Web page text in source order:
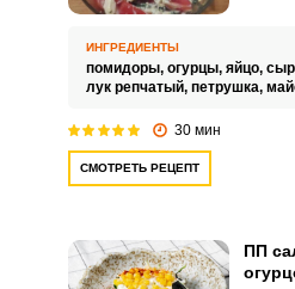
закуску.
ИНГРЕДИЕНТЫ
помидоры, огурцы, яйцо,
лук репчатый, петрушка,
30 мин
СМОТРЕТЬ РЕЦЕПТ
ПП